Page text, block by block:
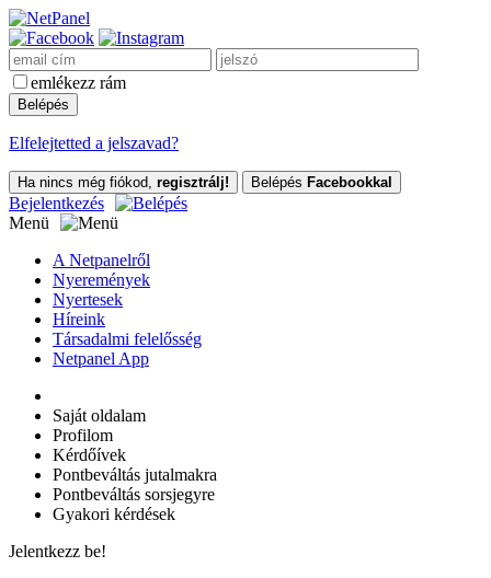
emlékezz rám
Elfelejtetted a jelszavad?
Ha nincs még fiókod, regisztrálj! Belépés Facebookkal
Bejelentkezés
Menü
A Netpanelről
Nyeremények
Nyertesek
Híreink
Társadalmi felelősség
Netpanel App
Saját oldalam
Profilom
Kérdőívek
Pontbeváltás jutalmakra
Pontbeváltás sorsjegyre
Gyakori kérdések
Jelentkezz be!